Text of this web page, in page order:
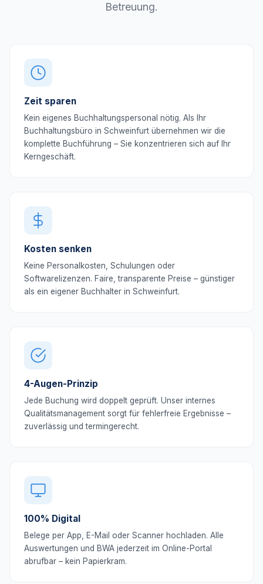
Betreuung.
Zeit sparen
Kein eigenes Buchhaltungspersonal nötig. Als Ihr
Buchhaltungsbüro in Schweinfurt übernehmen wir die
komplette Buchführung – Sie konzentrieren sich auf Ihr
Kerngeschäft.
Kosten senken
Keine Personalkosten, Schulungen oder
Softwarelizenzen. Faire, transparente Preise – günstiger
als ein eigener Buchhalter in Schweinfurt.
4-Augen-Prinzip
Jede Buchung wird doppelt geprüft. Unser internes
Qualitätsmanagement sorgt für fehlerfreie Ergebnisse –
zuverlässig und termingerecht.
100% Digital
Belege per App, E-Mail oder Scanner hochladen. Alle
Auswertungen und BWA jederzeit im Online-Portal
abrufbar – kein Papierkram.